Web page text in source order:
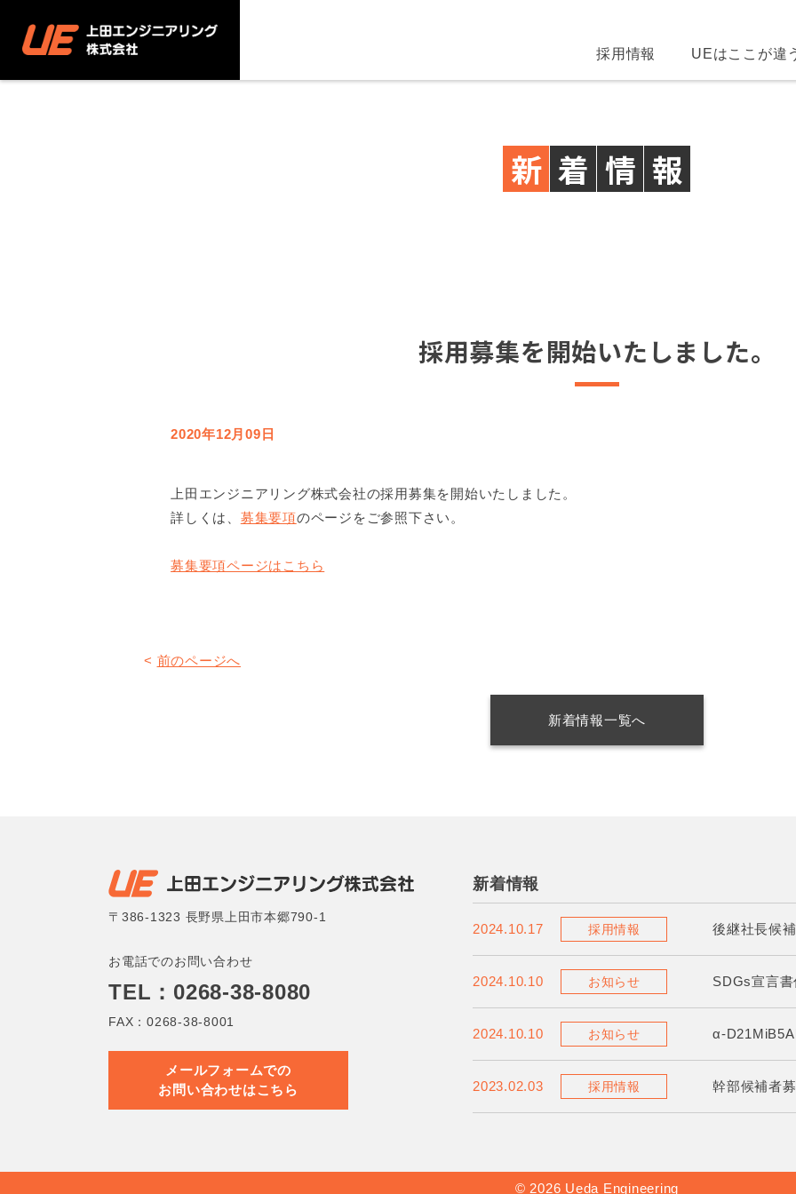
採用情報 UEはここが違
新 着 情 報
採用募集を開始いたしました。
2020年12月09日
上田エンジニアリング株式会社の採用募集を開始いたしました。
詳しくは、 募集要項のページをご参照下さい。
募集要項ページはこちら
< 前のページへ
新着情報一覧へ
〒386-1323 長野県上田市本郷790-1
お電話でのお問い合わせ
TEL：0268-38-8080
FAX：0268-38-8001
メールフォームでの
お問い合わせはこちら
新着情報
2024.10.17 採用情報 後継社長候
2024.10.10 お知らせ SDGs宣言
2024.10.10 お知らせ α-
2023.02.03 採用情報 幹部候補者
© 2026 Ueda Engineering